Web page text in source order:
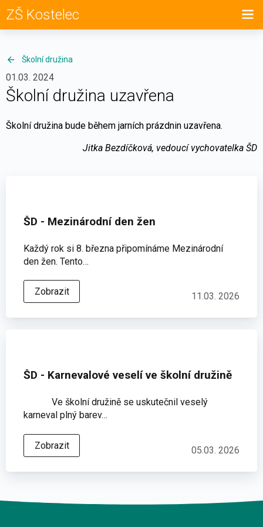
ZŠ Kostelec
Školní družina
01.03. 2024
Školní družina uzavřena
Školní družina bude během jarních prázdnin uzavřena.
Jitka Bezdíčková, vedoucí vychovatelka ŠD
ŠD - Mezinárodní den žen
Každý rok si 8. března připomínáme Mezinárodní
den žen. Tento…
Zobrazit 11.03. 2026
ŠD - Karnevalové veselí ve školní družině
Ve školní družině se uskutečnil veselý
karneval plný barev…
Zobrazit 05.03. 2026